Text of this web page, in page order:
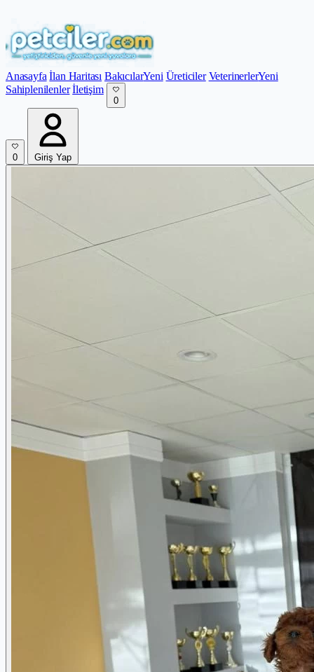
Anasayfa İlan Haritası BakıcılarYeni Üreticiler VeterinerlerYeni
Sahiplenilenler İletişim
0
0 Giriş Yap